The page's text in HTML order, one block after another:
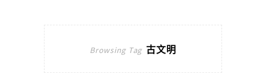
Browsing Tag 古文明